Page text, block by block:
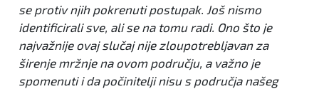
se protiv njih pokrenuti postupak. Još nismo
identificirali sve, ali se na tomu radi. Ono što je
najvažnije ovaj slučaj nije zloupotrebljavan za
širenje mržnje na ovom području, a važno je
spomenuti i da počinitelji nisu s područja našeg